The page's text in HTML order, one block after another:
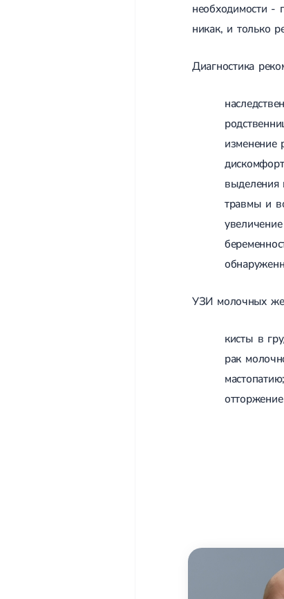
необходимости -
никак, и только
Диагностика
выделения
травмы и
УЗИ молочных
кисты в
рак
мастопатию;